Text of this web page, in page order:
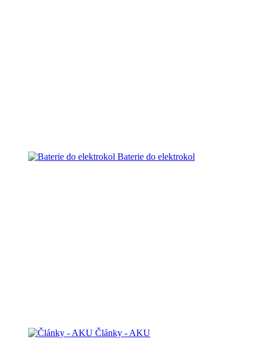
Baterie do elektrokol
Články - AKU